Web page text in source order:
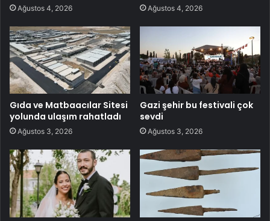
Ağustos 4, 2026 Ağustos 4, 2026
Gıda ve Matbaacılar Sitesi
yolunda ulaşım rahatladı
Ağustos 3, 2026
Gazi şehir bu festivali çok
sevdi
Ağustos 3, 2026